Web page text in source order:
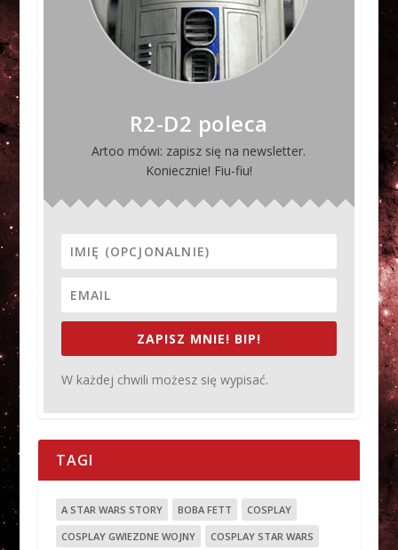
R2-D2 poleca
Artoo mówi: zapisz się na newsletter.
Koniecznie! Fiu-fiu!
ZAPISZ MNIE! BIP!
W każdej chwili możesz się wypisać.
TAGI
A STAR WARS STORY BOBA FETT
COSPLAY
COSPLAY GWIEZDNE WOJNY
COSPLAY STAR WARS